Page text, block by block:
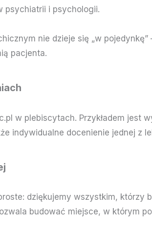
psychiatrii i psychologii.
nie dzieje się „w
pacjenta.
w plebiscytach. Przykładem jest
indywidualne docenienie jednej z
dziękujemy wszystkim,
budować miejsce, w którym